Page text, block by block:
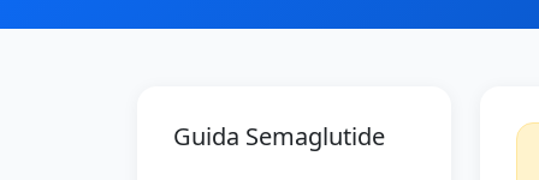
Guida Semaglutide